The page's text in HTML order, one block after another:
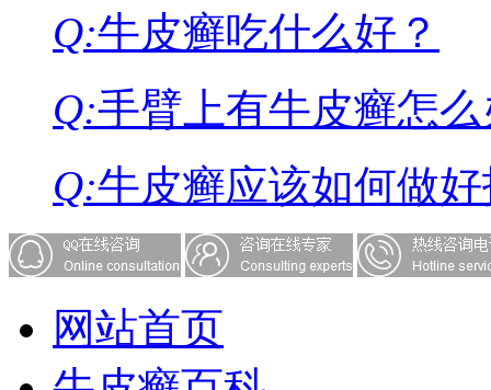
Q:牛皮癣吃什么好？
Q:手臂上有牛皮癣怎
Q:牛皮癣应该如何做
网站首页